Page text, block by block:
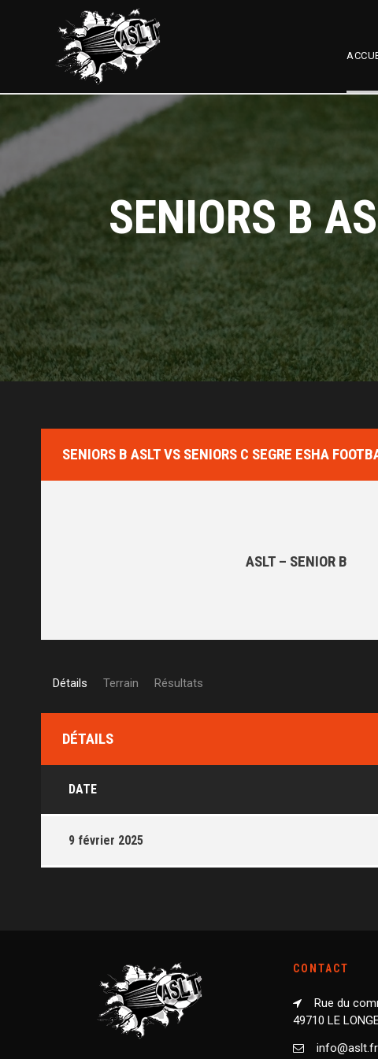
SENIORS B
SENIORS B ASLT VS SENIORS C SEGRE ESHA
ASLT – SENIOR B
Détails Terrain Résultats
DÉTAILS
DATE
9 février 2025
CONTACT
Rue du
49710 LE
info@aslt.fr